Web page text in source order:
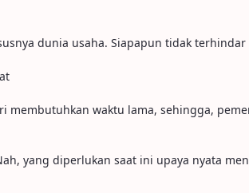
dunia usaha. Siapapun tidak
waktu lama, sehingga,
yang diperlukan saat ini upaya nyata